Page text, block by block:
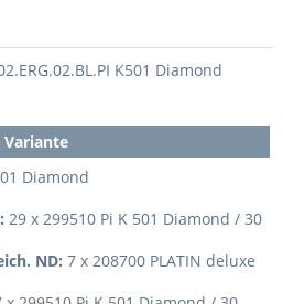
K501 Diamond
Variante
Diamond
29 x 299510 Pi K 501 Diamond / 30
ND: 7 x 208700 PLATIN deluxe